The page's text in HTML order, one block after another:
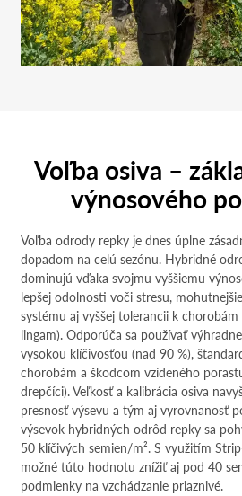
Voľba osiva –
výnosového
Voľba odrody repky je dnes úplne
dopadom na celú sezónu. Hybridné
dominujú vďaka svojmu vyššiemu
lepšej odolnosti voči stresu,
systému aj vyššej tolerancii k chorobám
lingam). Odporúča sa používať
vysokou klíčivosťou (nad 90 %),
chorobám a škodcom vzídeného
drepčíci). Veľkosť a kalibrácia osiva
presnosť výsevu a tým aj vyrovnanosť
výsevok hybridných odrôd repky sa
50 klíčivých semien/m². S využitím
možné túto hodnotu znížiť aj pod 40
podmienky na vzchádzanie priaznivé.